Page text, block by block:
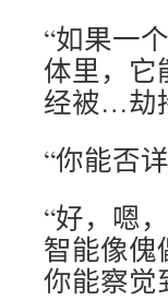
“如果一
体里，它
经被…劫
“你能否
“好，嗯
智能像傀
你能察觉